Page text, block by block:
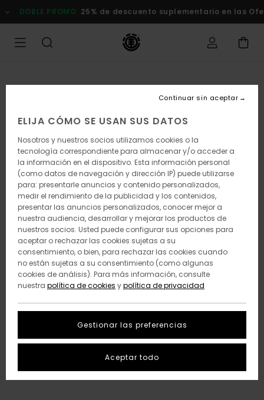
la
DOBLE PROMO 25% de descuento suplementario en las
ELIJA CÓMO SE USAN SUS DATOS
Nosotros y nuestros socios utilizamos cookies o la
tecnología correspondiente para almacenar y/o acceder a
la información en el dispositivo. Esta información personal
(como datos de navegación y dirección IP) puede utilizarse
para: presentarle anuncios y contenido personalizados,
medir el rendimiento de la publicidad y los contenidos,
presentar las anuncios personalizados, conocer mejor a
nuestra audiencia, desarrollar y mejorar los productos de
nuestros socios. Usted puede configurar sus opciones para
aceptar o rechazar las cookies sujetas a su
consentimiento, o bien, para rechazar las cookies cuando
no están sujetas a su consentimiento (como algunas
cookies de análisis). Para más información, consulte
nuestra política de cookies ypolítica de privacidad
Gestionar las preferencias
Continuar sin aceptar
Aceptar todo